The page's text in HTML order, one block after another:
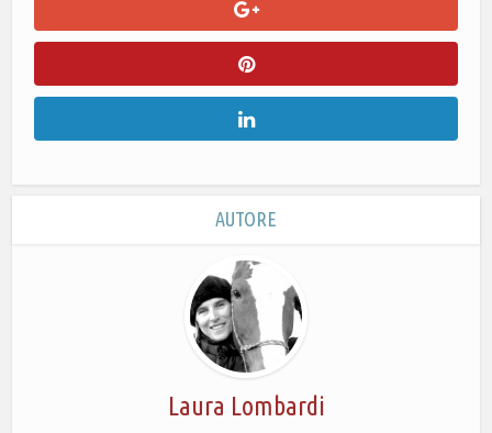
AUTORE
Laura Lombardi